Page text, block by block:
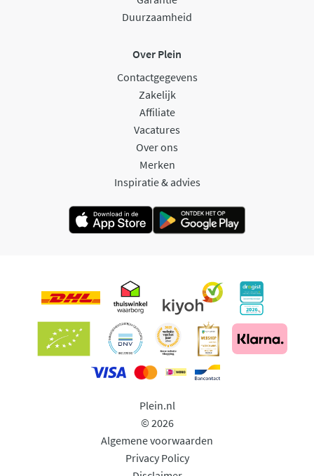
Duurzaamheid
Over Plein
Contactgegevens
Zakelijk
Affiliate
Vacatures
Over ons
Merken
Inspiratie & advies
Plein.nl
© 2026
Algemene voorwaarden
Privacy Policy